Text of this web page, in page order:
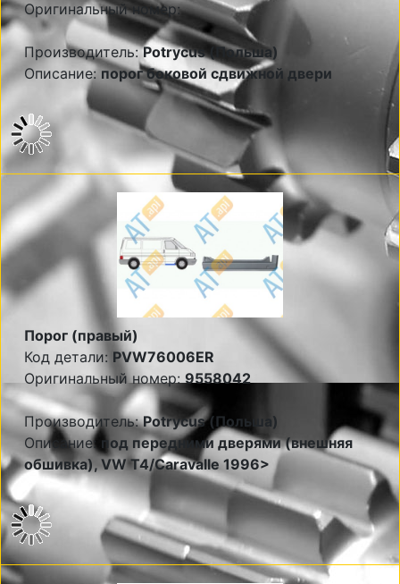
Оригинальный номер:
Производитель:Potrycus (Польша)
Описание: порог боковой сдвижной двери
Порог (правый)
Код детали: PVW76006ER
Оригинальный номер:9558042
Производитель:Potrycus (Польша)
Описание: под передними дверями (внешняя
обшивка), VW T4/Caravalle 1996>